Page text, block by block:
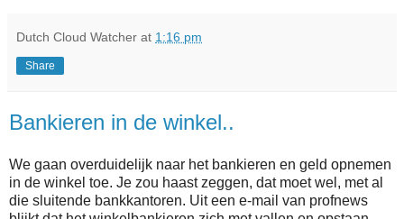
Dutch Cloud Watcher at 1:16 pm
Share
Bankieren in de winkel..
We gaan overduidelijk naar het bankieren en geld opnemen
in de winkel toe. Je zou haast zeggen, dat moet wel, met al
die sluitende bankkantoren. Uit een e-mail van profnews